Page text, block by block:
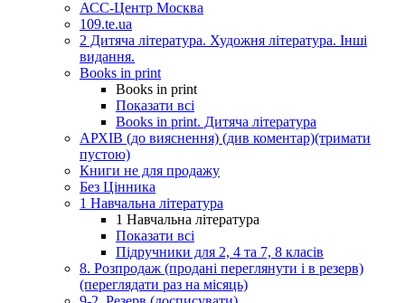
АСС-Центр Москва
109.te.ua
2 Дитяча література. Художня література. Інші
видання.
Books in print
Books in print
Показати всі
Books in print. Дитяча література
АРХІВ (до вияснення) (див коментар)(тримати
пустою)
Книги не для продажу
Без Цінника
1 Навчальна література
1 Навчальна література
Показати всі
Підручники для 2, 4 та 7, 8 класів
8. Розпродаж (продані переглянути і в резерв)
(переглядати раз на місяць)